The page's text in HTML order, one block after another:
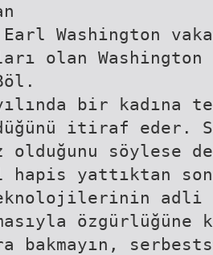
Earl Washington
olan
bir kadına
itiraf eder.
olduğunu söylese
hapis yattıktan
adli
özgürlüğüne
bakmayın,